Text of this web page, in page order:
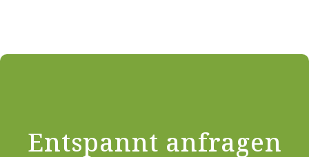
Entspannt anfragen